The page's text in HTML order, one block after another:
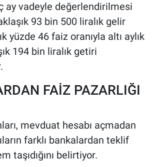
ay vadeyle değerlendirilmesi
93 bin 500 liralık gelir
yüzde 46 faiz oranıyla altı aylık
194 bin liralık getiri
FAİZ PAZARLIĞI
mevduat hesabı açmadan
farklı bankalardan teklif
taşıdığını belirtiyor.